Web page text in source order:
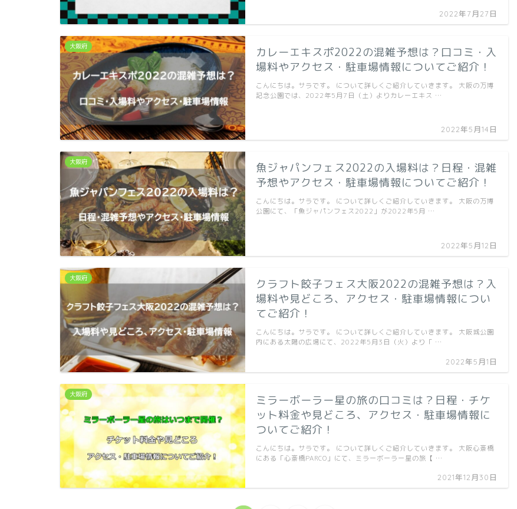
2022年7月27日
大阪府
カレーエキスポ2022の混雑予想は？口コミ・入
場料やアクセス・駐車場情報についてご紹介！
2022年5月14日
こんにちは。サラです。 について詳しくご紹介していきます。 大阪の万博
記念公園では、2022年5月7日（土）よりカレーエキス …
大阪府
魚ジャパンフェス2022の入場料は？日程・混雑
予想やアクセス・駐車場情報についてご紹介！
2022年5月12日
こんにちは。サラです。 について詳しくご紹介していきます。 大阪の万博
公園にて、「魚ジャパンフェス2022」が2022年5月 …
大阪府
クラフト餃子フェス大阪2022の混雑予想は？入
場料や見どころ、アクセス・駐車場情報につい
てご紹介！
2022年5月1日
こんにちは。サラです。 について詳しくご紹介していきます。 大阪城公園
内にある太陽の広場にて、2022年5月3日（火）より「 …
大阪府
ミラーボーラー星の旅の口コミは？日程・チケ
ット料金や見どころ、アクセス・駐車場情報に
ついてご紹介！
2021年12月30日
こんにちは。サラです。 について詳しくご紹介していきます。 大阪心斎橋
にある「心斎橋PARCO」にて、ミラーボーラー星の旅【 …